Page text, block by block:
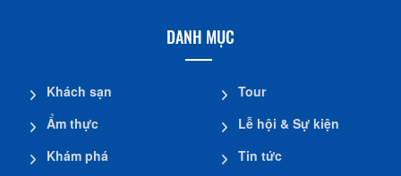
DANH MỤC
Khách sạn
Ẩm thực
Khám phá
Tour
Lễ hội & Sự kiện
Tin tức